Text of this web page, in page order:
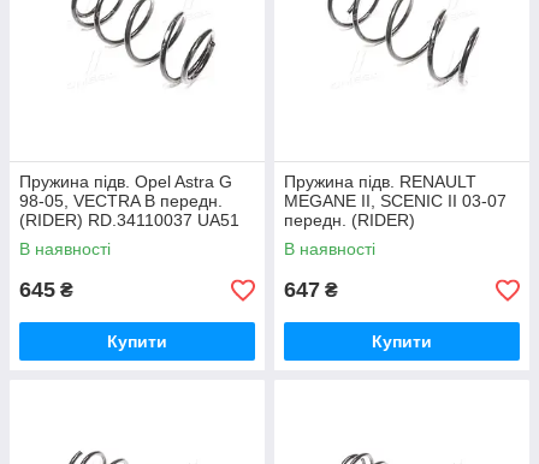
Пружина підв. Opel Astra G
98-05, VECTRA B передн.
(RIDER) RD.34110037 UA51
В наявності
645 ₴
Купити
Пружина підв. RENAULT
MEGANE II, SCENIC II 03-07
передн. (RIDER)
RD.34110052 UA51
В наявності
647 ₴
Купити